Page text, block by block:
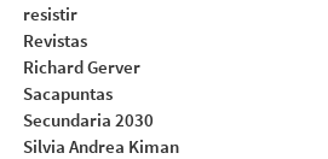
resistir
Revistas
Richard Gerver
Sacapuntas
Secundaria 2030
Silvia Andrea Kiman